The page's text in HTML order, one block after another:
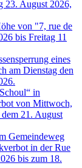
23. August 2026,
von "7, rue de
bis Freitag 11
eines
am Dienstag den
in
von Mittwoch,
21. August
Gemeindeweg
in der Rue
bis zum 18.